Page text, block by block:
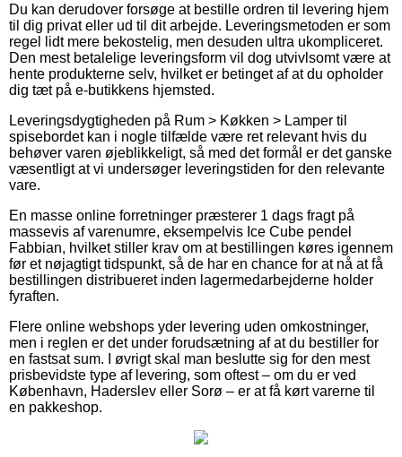
Du kan derudover forsøge at bestille ordren til levering hjem
til dig privat eller ud til dit arbejde. Leveringsmetoden er som
regel lidt mere bekostelig, men desuden ultra ukompliceret.
Den mest betalelige leveringsform vil dog utvivlsomt være at
hente produkterne selv, hvilket er betinget af at du opholder
dig tæt på e-butikkens hjemsted.
Leveringsdygtigheden på Rum > Køkken > Lamper til
spisebordet kan i nogle tilfælde være ret relevant hvis du
behøver varen øjeblikkeligt, så med det formål er det ganske
væsentligt at vi undersøger leveringstiden for den relevante
vare.
En masse online forretninger præsterer 1 dags fragt på
massevis af varenumre, eksempelvis Ice Cube pendel
Fabbian, hvilket stiller krav om at bestillingen køres igennem
før et nøjagtigt tidspunkt, så de har en chance for at nå at få
bestillingen distribueret inden lagermedarbejderne holder
fyraften.
Flere online webshops yder levering uden omkostninger,
men i reglen er det under forudsætning af at du bestiller for
en fastsat sum. I øvrigt skal man beslutte sig for den mest
prisbevidste type af levering, som oftest – om du er ved
København, Haderslev eller Sorø – er at få kørt varerne til
en pakkeshop.